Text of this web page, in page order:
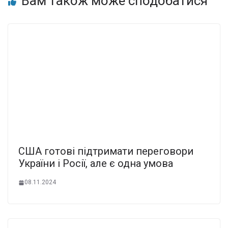
США готові підтримати переговори
України і Росії, але є одна умова
08.11.2024